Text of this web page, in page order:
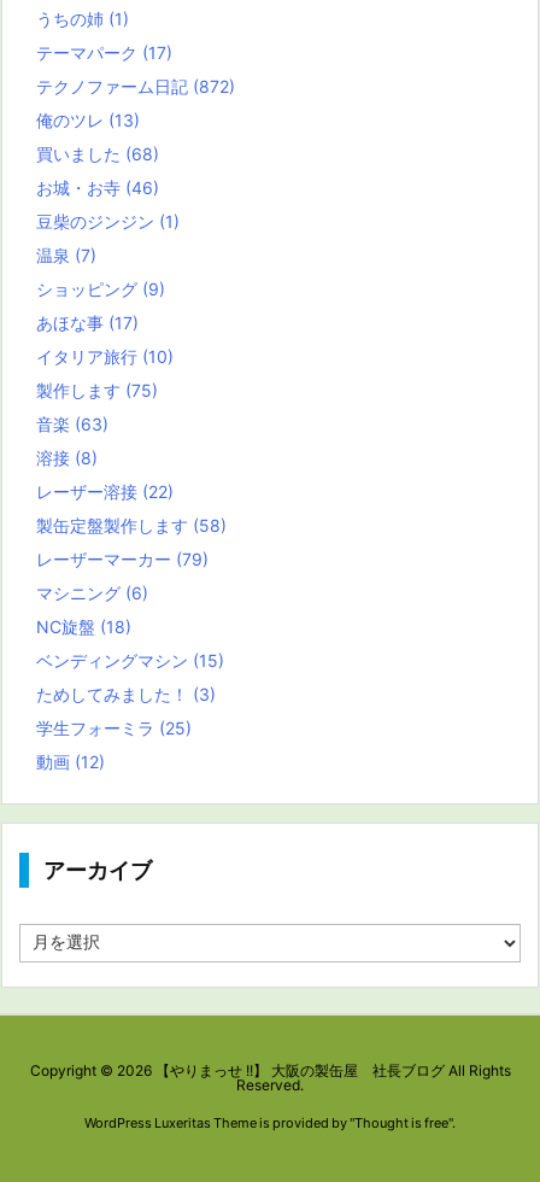
うちの姉 (1)
テーマパーク (17)
テクノファーム日記 (872)
俺のツレ (13)
買いました (68)
お城・お寺 (46)
豆柴のジンジン (1)
温泉 (7)
ショッピング (9)
あほな事 (17)
イタリア旅行 (10)
製作します (75)
音楽 (63)
溶接 (8)
レーザー溶接 (22)
製缶定盤製作します (58)
レーザーマーカー (79)
マシニング (6)
NC旋盤 (18)
ベンディングマシン (15)
ためしてみました！ (3)
学生フォーミラ (25)
動画 (12)
アーカイブ
ー
Copyright © 2026 【やりまっせ !!】 大阪の製缶屋 社長ブログAll Rights
Reserved.
WordPress Luxeritas Theme is provided by "Thought is free".